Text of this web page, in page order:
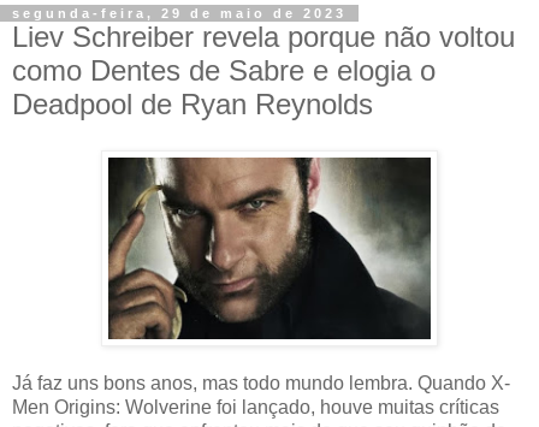
segunda-feira, 29 de maio de 2023
Liev Schreiber revela porque não voltou
como Dentes de Sabre e elogia o
Deadpool de Ryan Reynolds
Já faz uns bons anos, mas todo mundo lembra. Quando X-
Men Origins: Wolverine foi lançado, houve muitas críticas